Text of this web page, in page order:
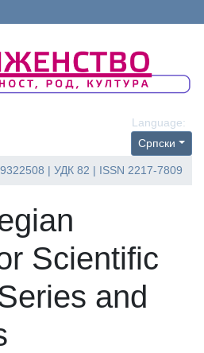
Language:
Српски
for Scientific Journals, Series and
| УДК 82 | ISSN 2217-7809
Scientific
and